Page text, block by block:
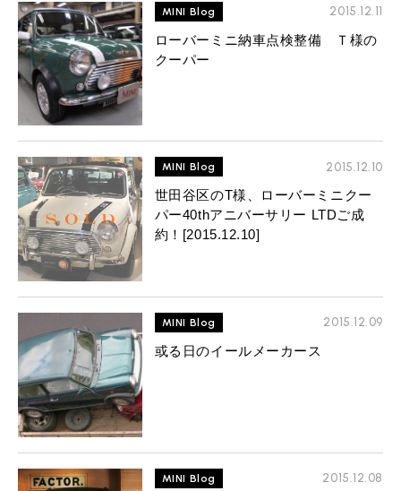
MINI Blog
2015.12.11
ローバーミニ納車点検整備 Ｔ様の
クーパー
MINI Blog
2015.12.10
世田谷区のT様、ローバーミニクー
パー40thアニバーサリー LTDご成
約！[2015.12.10]
MINI Blog
2015.12.09
或る日のイールメーカース
MINI Blog
2015.12.08